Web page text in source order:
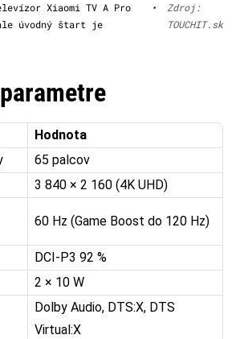
Xiaomi TV A Pro
úvodný štart je
•
Zdroj:
TOUCHIT.sk
Hodnota
65 palcov
3 840 × 2 160 (4K UHD)
60 Hz (Game Boost do 120 Hz)
DCI-P3 92 %
2 × 10 W
Dolby Audio, DTS:X, DTS
Virtual:X